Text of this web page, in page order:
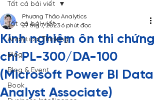
Tất cả bài viết
Analytical Thinking
Blog
Blog & Event
Book
Tất cả bài viết
Kinh nghiệm ôn thi chứng
chỉ PL-300/DA-100
(Microsoft Power BI Data
Analyst Associate)
Phương Thảo Analytics
27 thg 7, 2023 6 phút đọc